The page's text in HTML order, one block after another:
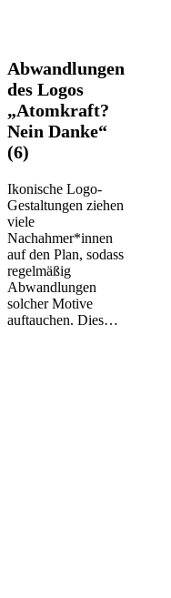
Abwandlungen
des
Logos
„Atomkraft?
Nein
Danke“
(6)
Abwandlungen
des Logos
„Atomkraft?
Nein Danke“
(6)
Ikonische Logo-
Gestaltungen ziehen
viele
Nachahmer*innen
auf den Plan, sodass
regelmäßig
Abwandlungen
solcher Motive
auftauchen. Dies…